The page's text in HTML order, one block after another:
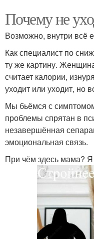
Почему не
Возможно, внутри всё
Как специалист по
ту же картину.
считает калории,
уходит или уходит, но
Мы бьёмся с
проблемы спрятан в
незавершённая
эмоциональная связь.
При чём здесь мама?